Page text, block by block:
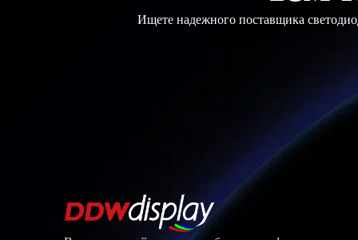
Ищете надежного поставщика